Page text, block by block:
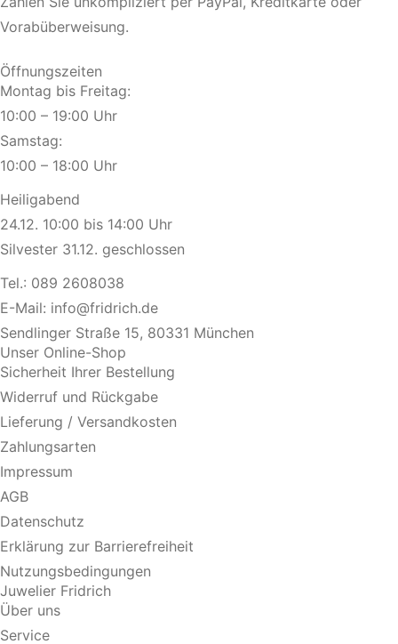
Vorabüberweisung.
Öffnungszeiten
Montag bis Freitag:
10:00 – 19:00 Uhr
Samstag:
10:00 – 18:00 Uhr
Heiligabend
24.12. 10:00 bis 14:00 Uhr
Silvester 31.12. geschlossen
Tel.: 089 2608038
E-Mail: info@fridrich.de
Sendlinger Straße 15, 80331 München
Unser Online-Shop
Sicherheit Ihrer Bestellung
Widerruf und Rückgabe
Lieferung / Versandkosten
Zahlungsarten
Impressum
AGB
Datenschutz
Erklärung zur Barrierefreiheit
Nutzungsbedingungen
Juwelier Fridrich
Über uns
Service